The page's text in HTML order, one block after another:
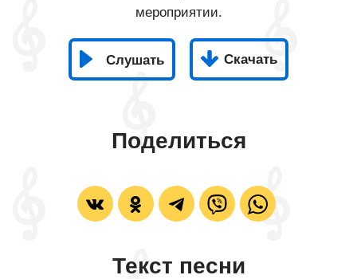
мероприятии.
Слушать Скачать
Поделиться
Текст песни